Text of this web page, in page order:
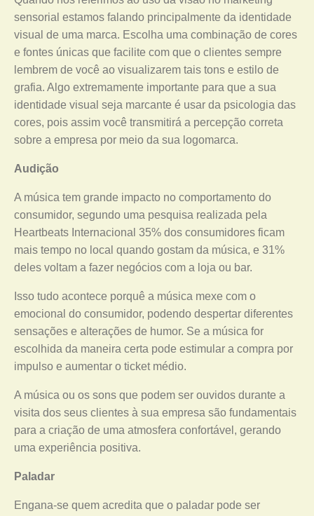
sensorial estamos falando principalmente da identidade
visual de uma marca. Escolha uma combinação de cores
e fontes únicas que facilite com que o clientes sempre
lembrem de você ao visualizarem tais tons e estilo de
grafia. Algo extremamente importante para que a sua
identidade visual seja marcante é usar da psicologia das
cores, pois assim você transmitirá a percepção correta
sobre a empresa por meio da sua logomarca.
Audição
A música tem grande impacto no comportamento do
consumidor, segundo uma pesquisa realizada pela
Heartbeats Internacional 35% dos consumidores ficam
mais tempo no local quando gostam da música, e 31%
deles voltam a fazer negócios com a loja ou bar.
Isso tudo acontece porquê a música mexe com o
emocional do consumidor, podendo despertar diferentes
sensações e alterações de humor. Se a música for
escolhida da maneira certa pode estimular a compra por
impulso e aumentar o ticket médio.
A música ou os sons que podem ser ouvidos durante a
visita dos seus clientes à sua empresa são fundamentais
para a criação de uma atmosfera confortável, gerando
uma experiência positiva.
Paladar
Engana-se quem acredita que o paladar pode ser